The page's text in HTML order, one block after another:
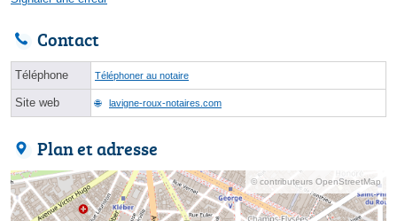
Contact
Téléphone Téléphoner au notaire
Site web lavigne-roux-notaires.com
Plan et adresse
© contributeurs OpenStreetMap